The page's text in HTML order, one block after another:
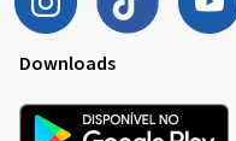
Downloads